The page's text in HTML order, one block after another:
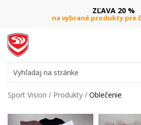
produkty pre členov S&B
Vyhľadaj na stránke
Sport Vision Produkty Oblečenie